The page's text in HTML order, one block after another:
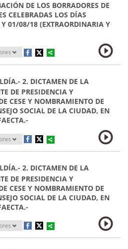
DE LOS BORRADORES DE
CELEBRADAS LOS DÍAS
01/08/18 (EXTRAORDINARIA Y
2. DICTAMEN DE LA
DE PRESIDENCIA Y
CESE Y NOMBRAMIENTO DE
SOCIAL DE LA CIUDAD, EN
2. DICTAMEN DE LA
DE PRESIDENCIA Y
CESE Y NOMBRAMIENTO DE
SOCIAL DE LA CIUDAD, EN